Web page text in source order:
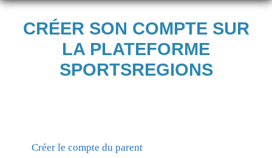
CRÉER SON COMPTE SUR
LA PLATEFORME
SPORTSREGIONS
Créer le compte du parent